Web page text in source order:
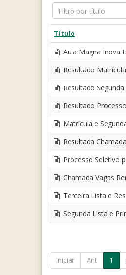
Filtro
por
título
Título
Aula Magna Inova
Resultado
Resultado
Resultado
Matrícula e
Resultada
Processo Seletivo
Chamada Vagas
Terceira Lista e
Segunda Lista e
Iniciar Ant 1